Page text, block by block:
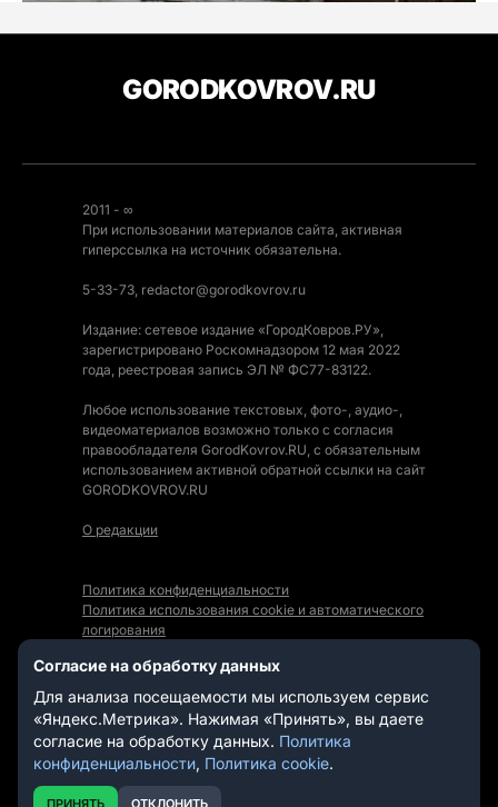
GORODKOVROV.RU
2011 - ∞
При использовании материалов сайта, активная
гиперссылка на источник обязательна.
5-33-73, redactor@gorodkovrov.ru
Издание: сетевое издание «ГородКовров.РУ»,
зарегистрировано Роскомнадзором 12 мая 2022
года, реестровая запись ЭЛ № ФС77-83122.
Любое использование текстовых, фото-, аудио-,
видеоматериалов возможно только с согласия
правообладателя GorodKovrov.RU, с обязательным
использованием активной обратной ссылки на сайт
GORODKOVROV.RU
О редакции
Политика конфиденциальности
Политика использования cookie и автоматического
логирования
Мы в социальных сетях:
СТАТЬИ
НОВОСТИ
Согласие на обработку данных
Для анализа посещаемости мы используем сервис
«Яндекс.Метрика». Нажимая «Принять», вы даете
согласие на обработку данных. Политика
конфиденциальности, Политика cookie.
ПРИНЯТЬ ОТКЛОНИТЬ